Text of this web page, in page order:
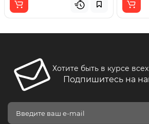
Хотите быть в курсе
Подпишитесь на